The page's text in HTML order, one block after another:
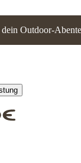
Outdoor-